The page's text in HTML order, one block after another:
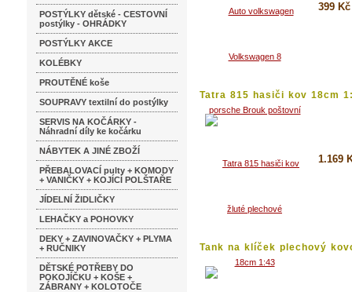
POSTÝLKY dětské - CESTOVNÍ
postýlky - OHRÁDKY
POSTÝLKY AKCE
KOLÉBKY
PROUTĚNÉ koše
SOUPRAVY textilní do postýlky
SERVIS NA KOČÁRKY -
Náhradní díly ke kočárku
NÁBYTEK A JINÉ ZBOŽÍ
PŘEBALOVACÍ pulty + KOMODY
+ VANIČKY + KOJÍCÍ POLŠTAŘE
JÍDELNÍ ŽIDLIČKY
LEHAČKY a POHOVKY
DEKY + ZAVINOVAČKY + PLYMA
+ RUČNIKY
DĚTSKÉ POTŘEBY DO
POKOJÍČKU + KOŠE +
ZÁBRANY + KOLOTOČE
399 Kč
Tatra 815 hasiči kov 18cm
1.169
Tank na klíček plechový